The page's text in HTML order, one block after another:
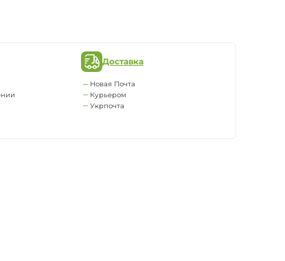
Доставка
Новая Почта
Курьером
Укрпочта